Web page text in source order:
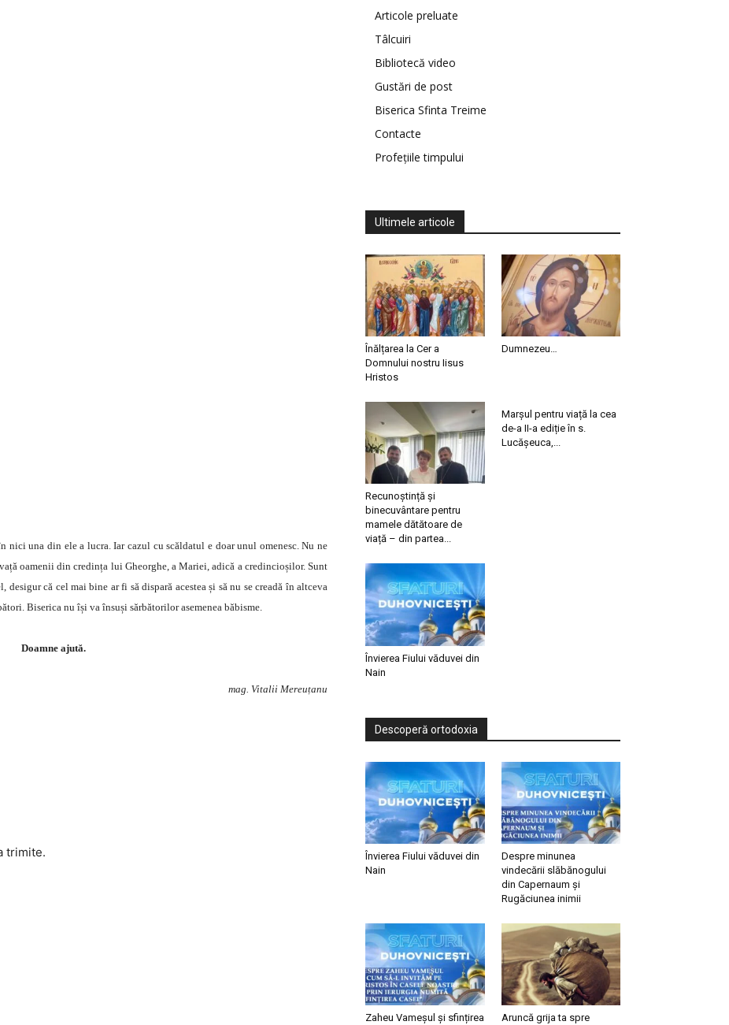
nici una din ele a lucra. Iar cazul cu scăldatul e doar unul omenesc. Nu ne
oamenii din credința lui Gheorghe, a Mariei, adică a credincioșilor. Sunt
că cel mai bine ar fi să dispară acestea și să nu se creadă în altceva
Biserica nu își va însuși sărbătorilor asemenea băbisme.
Doamne ajută.
mag. Vitalii Mereuțanu
trimite.
Articole preluate
Tâlcuiri
Bibliotecă video
Gustări de post
Biserica Sfinta Treime
Contacte
Profețiile timpului
Ultimele articole
Înălțarea la Cer a
Domnului nostru Iisus
Hristos
Dumnezeu…
Recunoștință și
binecuvântare pentru
mamele dătătoare de
viață – din partea...
Marșul pentru viață la cea
de-a II-a ediție în s.
Lucășeuca,...
Învierea Fiului văduvei din
Nain
Descoperă ortodoxia
Învierea Fiului văduvei din
Nain
Despre minunea
vindecării slăbănogului
din Capernaum și
Rugăciunea inimii
Zaheu Vameșul și sfințirea
Aruncă grija ta spre